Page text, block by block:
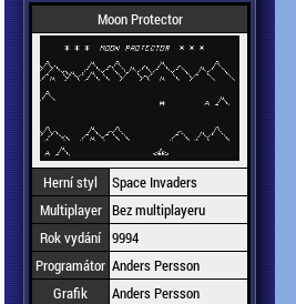
Moon Protector
Herní styl
Space Invaders
Multiplayer Bez multiplayeru
Rok vydání 9994
Programátor Anders Persson
Grafik
Anders Persson